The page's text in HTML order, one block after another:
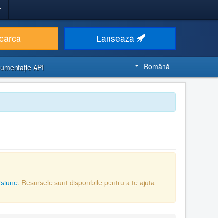
Lansează
API Română
. Resursele sunt disponibile pentru a te ajuta